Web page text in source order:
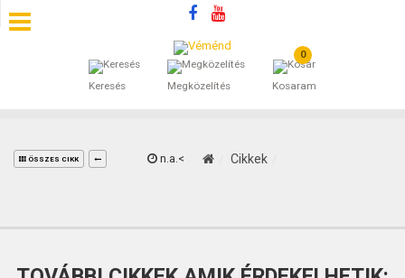
Keresés Megközelítés
0
Kosaram
SZÁLLÁSOK
ÁLTALÁNOS SZERZŐDÉSI FELTÉTELEK
ÖSSZES CIKK n.a.< Cikkek